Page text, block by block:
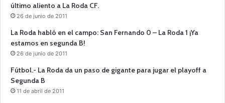
último aliento a La Roda CF.
26 de junio de 2011
La Roda habló en el campo: San Fernando 0 – La Roda 1 ¡Ya
estamos en segunda B!
26 de junio de 2011
Fútbol.- La Roda da un paso de gigante para jugar el playoff a
Segunda B
11 de abril de 2011